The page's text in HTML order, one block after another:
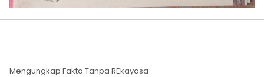
Mengungkap Fakta Tanpa REkayasa